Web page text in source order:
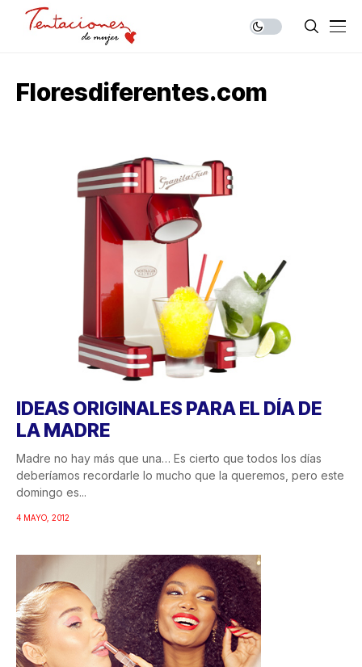
Floresdiferentes.com
IDEAS ORIGINALES PARA EL DÍA DE
LA MADRE
Madre no hay más que una… Es cierto que todos los días
deberíamos recordarle lo mucho que la queremos, pero este
domingo es...
4 MAYO, 2012